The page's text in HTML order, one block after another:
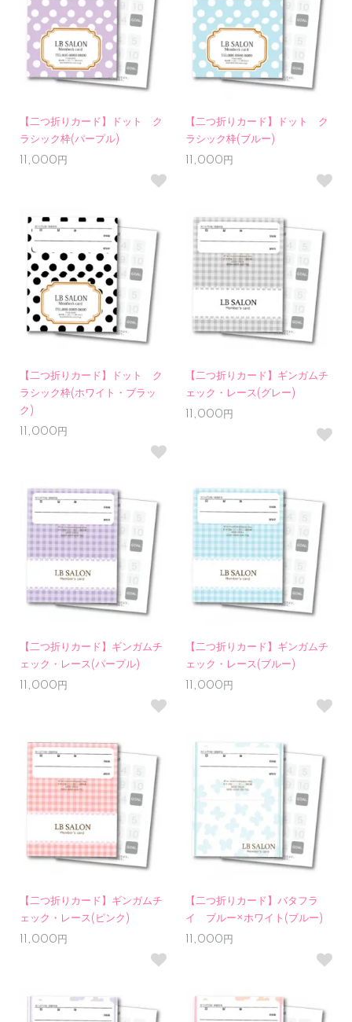
【二つ折りカード】ドット ク
ラシック枠(パープル)
11,000円
【二つ折りカード】ドット ク
ラシック枠(ブルー)
11,000円
【二つ折りカード】ドット ク
ラシック枠(ホワイト・ブラッ
ク)
11,000円
【二つ折りカード】ギンガムチ
ェック・レース(グレー)
11,000円
【二つ折りカード】ギンガムチ
ェック・レース(パープル)
11,000円
【二つ折りカード】ギンガムチ
ェック・レース(ブルー)
11,000円
【二つ折りカード】ギンガムチ
ェック・レース(ピンク)
11,000円
【二つ折りカード】バタフラ
イ ブルー×ホワイト(ブルー)
11,000円